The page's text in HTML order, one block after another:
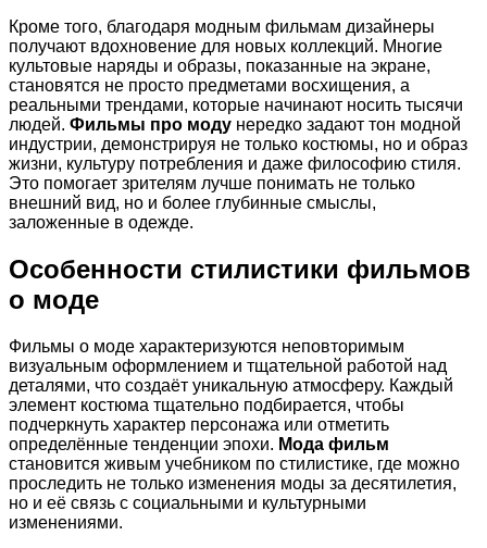
Кроме того, благодаря модным фильмам дизайнеры
получают вдохновение для новых коллекций. Многие
культовые наряды и образы, показанные на экране,
становятся не просто предметами восхищения, а
реальными трендами, которые начинают носить тысячи
людей. Фильмы про моду нередко задают тон модной
индустрии, демонстрируя не только костюмы, но и образ
жизни, культуру потребления и даже философию стиля.
Это помогает зрителям лучше понимать не только
внешний вид, но и более глубинные смыслы,
заложенные в одежде.
Особенности стилистики фильмов
о моде
Фильмы о моде характеризуются неповторимым
визуальным оформлением и тщательной работой над
деталями, что создаёт уникальную атмосферу. Каждый
элемент костюма тщательно подбирается, чтобы
подчеркнуть характер персонажа или отметить
определённые тенденции эпохи. Мода фильм
становится живым учебником по стилистике, где можно
проследить не только изменения моды за десятилетия,
но и её связь с социальными и культурными
изменениями.